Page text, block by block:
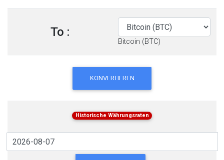
To :
Bitcoin (BTC)
KONVERTIEREN
Historische Währungsraten